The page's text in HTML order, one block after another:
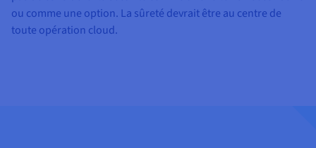
ou comme une option. La sûreté devrait être au centre de
toute opération cloud.